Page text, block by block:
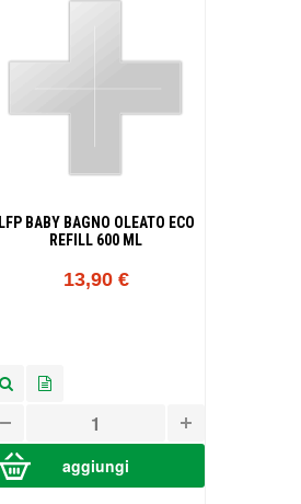
LFP BABY BAGNO OLEATO ECO
REFILL 600 ML
13,90 €